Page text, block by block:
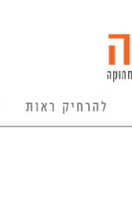
להרחיק ראות